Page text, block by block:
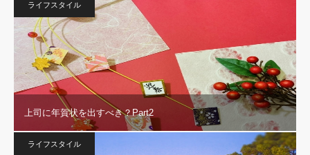
ライフスタイル
上司に年賀状を出すべき？Part2
ライフスタイル